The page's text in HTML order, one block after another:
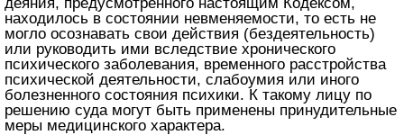
находилось в состоянии невменяемости, то есть не
могло осознавать свои действия (бездеятельность)
или руководить ими вследствие хронического
психического заболевания, временного расстройства
психической деятельности, слабоумия или иного
болезненного состояния психики. К такому лицу по
решению суда могут быть применены принудительные
меры медицинского характера.